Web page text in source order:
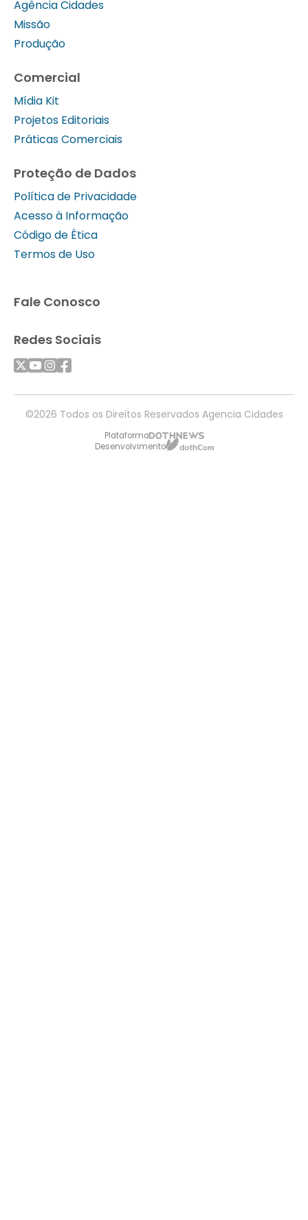
Agência Cidades
Missão
Produção
Comercial
Mídia Kit
Projetos Editoriais
Práticas Comerciais
Proteção de Dados
Política de Privacidade
Acesso à Informação
Código de Ética
Termos de Uso
Fale Conosco
Redes Sociais
©2026 Todos os Direitos Reservados Agencia Cidades
Plataforma
Desenvolvimento